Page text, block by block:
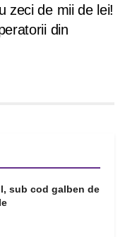
zeci de mii de lei!
din
sub cod galben de